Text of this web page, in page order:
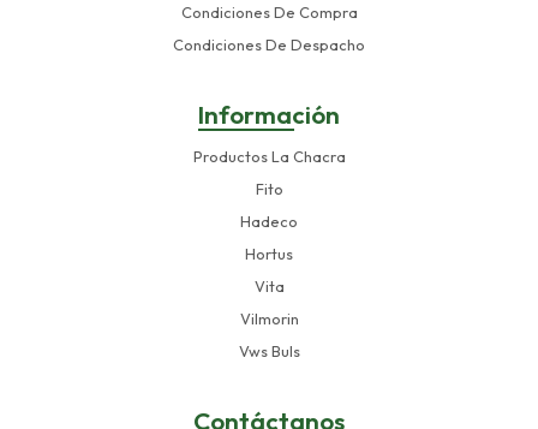
Condiciones De Compra
Condiciones De Despacho
Información
Productos La Chacra
Fito
Hadeco
Hortus
Vita
Vilmorin
Vws Buls
Contáctanos